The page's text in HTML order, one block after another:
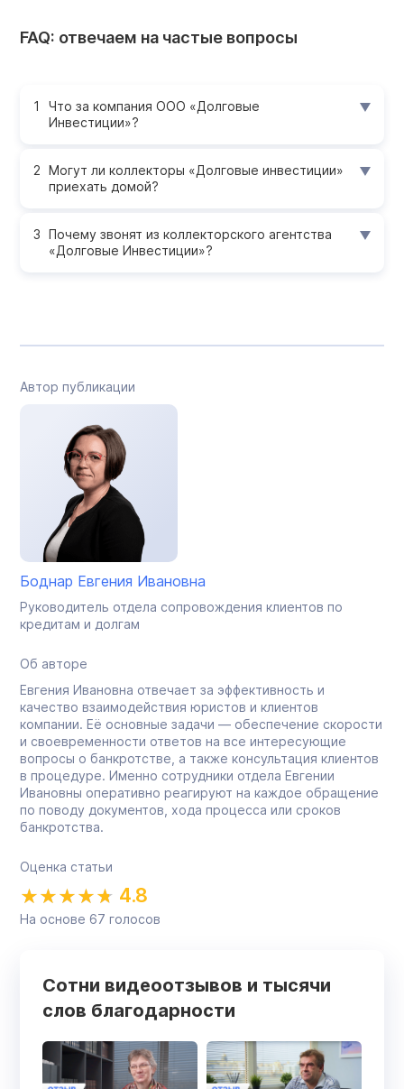
FAQ: отвечаем на частые вопросы
Что за компания ООО «Долговые
Инвестиции»?
Могут ли коллекторы «Долговые инвестиции»
приехать домой?
Почему звонят из коллекторского агентства
«Долговые Инвестиции»?
Автор публикации
Боднар Евгения Ивановна
Руководитель отдела сопровождения клиентов по
кредитам и долгам
Об авторе
Евгения Ивановна отвечает за эффективность и
качество взаимодействия юристов и клиентов
компании. Её основные задачи — обеспечение скорости
и своевременности ответов на все интересующие
вопросы о банкротстве, а также консультация клиентов
в процедуре. Именно сотрудники отдела Евгении
Ивановны оперативно реагируют на каждое обращение
по поводу документов, хода процесса или сроков
банкротства.
Оценка статьи
4.8
На основе 67 голосов
Сотни видеоотзывов и тысячи
слов благодарности